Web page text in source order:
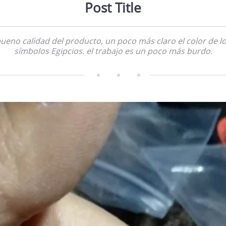
Post Title
calidad del producto, un poco más claro el color de
símbolos Egipcios. el trabajo es un poco más burdo.